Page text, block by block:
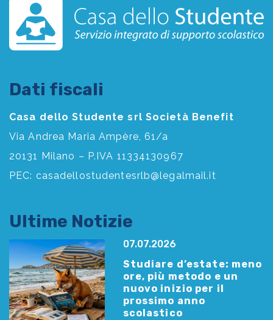
Dati fiscali
Casa dello Studente srl Società Benefit
Via Andrea Maria Ampère, 61/a
20131 Milano – P.IVA 11334130967
PEC: casadellostudentesrlb@legalmail.it
Ultime Notizie
07.07.2026
Studiare d’estate: meno
ore, più metodo e un
nuovo inizio per il
prossimo anno
scolastico